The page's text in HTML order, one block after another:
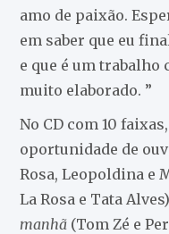
amo de paixão.
em saber que eu
e que é um trabalho
muito elaborado. ”
No CD com 10
oportunidade de
Rosa, Leopoldina e
La Rosa e Tata
manhã(Tom Zé e